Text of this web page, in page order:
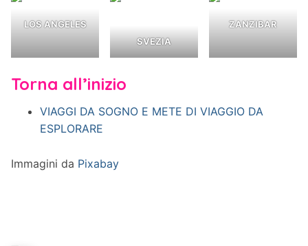
LOS ANGELES
SVEZIA
ZANZIBAR
Torna all’inizio
VIAGGI DA SOGNO E METE DI VIAGGIO DA
ESPLORARE
Immagini da Pixabay